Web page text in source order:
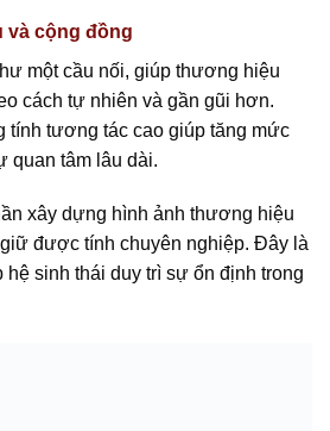
và cộng đồng
một cầu nối, giúp thương hiệu
cách tự nhiên và gần gũi hơn.
tính tương tác cao giúp tăng mức
quan tâm lâu dài.
xây dựng hình ảnh thương hiệu
được tính chuyên nghiệp. Đây là
hệ sinh thái duy trì sự ổn định trong